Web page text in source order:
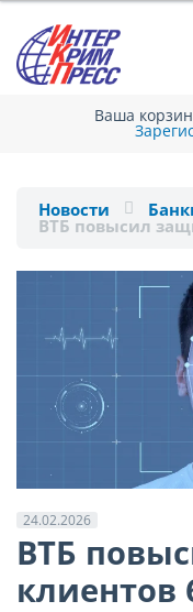
Ваша
Новости
ВТБ повысил
24.02.2026
ВТБ
клиентов